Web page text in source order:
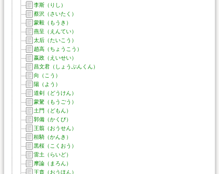
李斯（りし）
蔡沢（さいたく）
蒙毅（もうき）
燕呈（えんてい）
太后（たいこう）
趙高（ちょうこう）
嬴政（えいせい）
昌文君（しょうぶんくん）
向（こう）
陽（よう）
道剣（どうけん）
蒙驁（もうごう）
土門（どもん）
郭備（かくび）
王翦（おうせん）
桓騎（かんき）
黒桜（こくおう）
雷土（らいど）
摩論（まろん）
王賁（おうほん）